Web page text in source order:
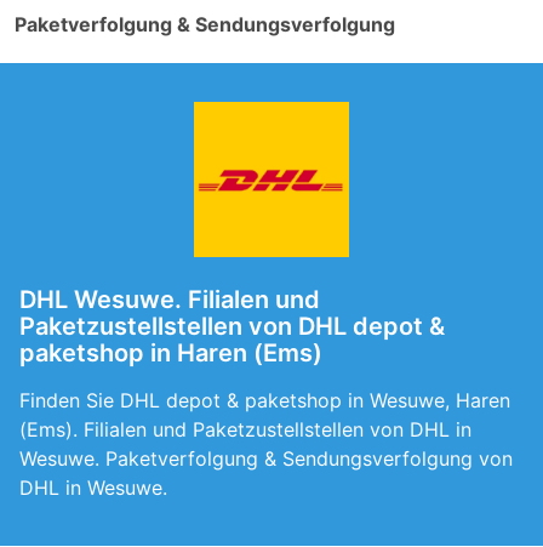
Paketverfolgung & Sendungsverfolgung
DHL Wesuwe. Filialen und
Paketzustellstellen von DHL depot &
paketshop in Haren (Ems)
Finden Sie DHL depot & paketshop in Wesuwe, Haren
(Ems). Filialen und Paketzustellstellen von DHL in
Wesuwe. Paketverfolgung & Sendungsverfolgung von
DHL in Wesuwe.